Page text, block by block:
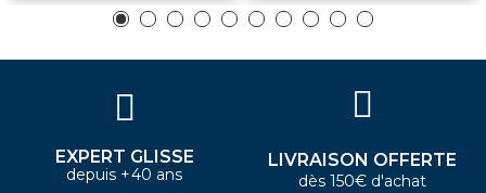
EXPERT GLISSE
depuis +40 ans
LIVRAISON OFFERTE
dès 150€ d'achat